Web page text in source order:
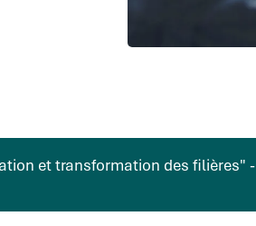
et transformation des filières" -